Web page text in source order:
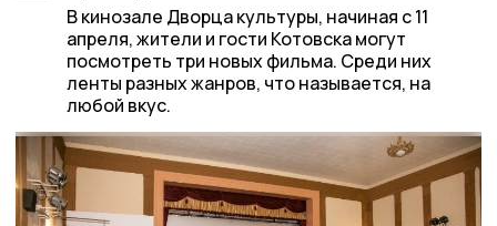
В кинозале Дворца культуры, начиная с 11
апреля, жители и гости Котовска могут
посмотреть три новых фильма. Среди них
ленты разных жанров, что называется, на
любой вкус.